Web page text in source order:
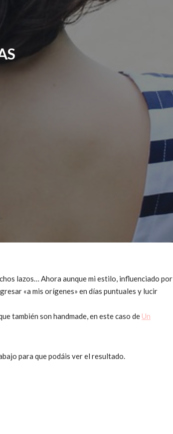
lazos… Ahora aunque mi estilo, influenciado por
«a mis orígenes» en días puntuales y lucir
también son handmade, en este caso de Un
para que podáis ver el resultado.